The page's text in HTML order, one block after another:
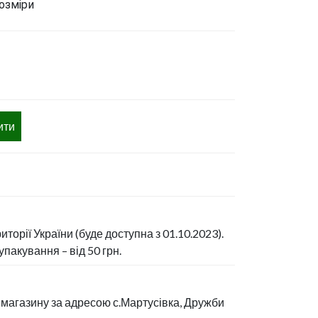
України (буде доступна з 01.10.2023).
– від 50 грн.
за адресою с.Мартусівка, Дружби